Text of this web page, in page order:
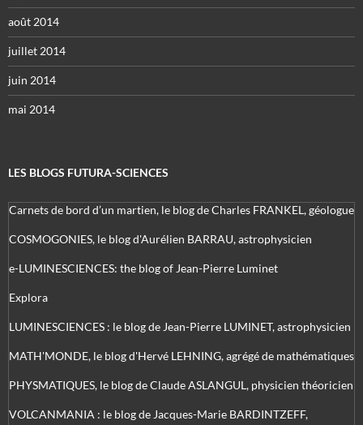
août 2014
juillet 2014
juin 2014
mai 2014
LES BLOGS FUTURA-SCIENCES
Carnets de bord d’un martien, le blog de Charles FRANKEL, géologue
COSMOGONIES, le blog d'Aurélien BARRAU, astrophysicien
e-LUMINESCIENCES: the blog of Jean-Pierre Luminet
Explora
LUMINESCIENCES : le blog de Jean-Pierre LUMINET, astrophysicien
MATH'MONDE, le blog d'Hervé LEHNING, agrégé de mathématiques
PHYSMATIQUES, le blog de Claude ASLANGUL, physicien théoricien
VOLCANMANIA : le blog de Jacques-Marie BARDINTZEFF,